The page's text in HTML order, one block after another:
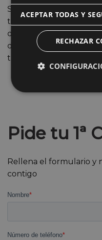
Sea cual sea la época
tratamiento de
de folículos y disfruta
dudes en contactar con
tu
Pide tu 1ª
Rellena el formulario y
contigo
ACEPTAR TODAS Y
RECHAZAR